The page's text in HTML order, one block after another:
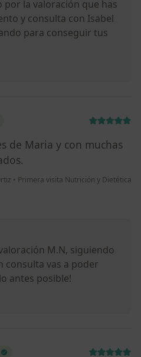
por la valoración que has
y consulta con Isabel
para conseguir tus
de Maria y con muchas
• Primera visita Nutrición y Dietética
M.N, siguiendo
consulta vas a poder
antes posible!